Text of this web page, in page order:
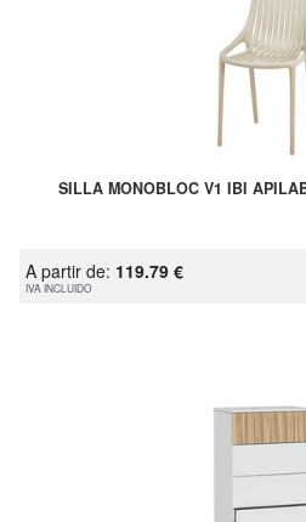
SILLA MONOBLOC V1 IBI
A partir de: 119.79 €
IVA INCLUIDO